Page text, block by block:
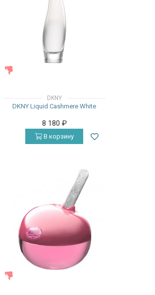
DKNY
DKNY Liquid Cashmere White
8 180 ₽
В корзину